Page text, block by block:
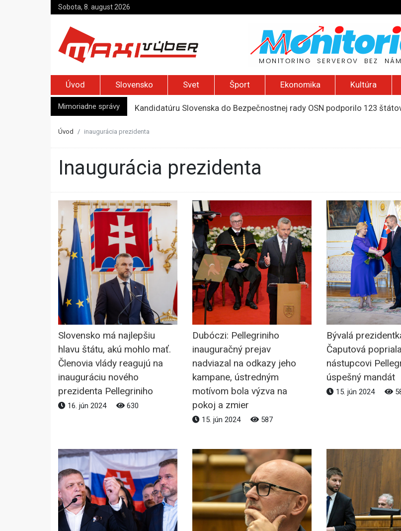
Sobota, 8. august 2026
Úvod Slovensko Svet Šport Ekonomika Kultúra
Mimoriadne správy
Kandidatúru Slovenska do Bezpečnostnej rady OSN podporilo 123
Pápež Lev XIV. sa vo Francúzsku stretne s obeťami sexuálneho
Úvod inaugurácia prezidenta
inaugurácia prezidenta
Slovensko má najlepšiu
hlavu štátu, akú mohlo mať.
Členovia vlády reagujú na
inauguráciu nového
prezidenta Pellegriniho
16. jún 2024 630
Dubóczi: Pellegriniho
inauguračný prejav
nadviazal na odkazy jeho
kampane, ústredným
motívom bola výzva na
pokoj a zmier
15. jún 2024 587
Bývalá
Čaputová
nástupcovi
úspešný mandát
15. jún 2024